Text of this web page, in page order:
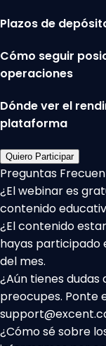
Plazos de
Cómo seguir
operaciones
Dónde ver el
plataforma
Quiero Participar
Preguntas
¿El webinar es
contenido
¿El contenido
hayas participado
del mes.
¿Aún tienes dudas
preocupes. Ponte
¿Cómo sé sobre